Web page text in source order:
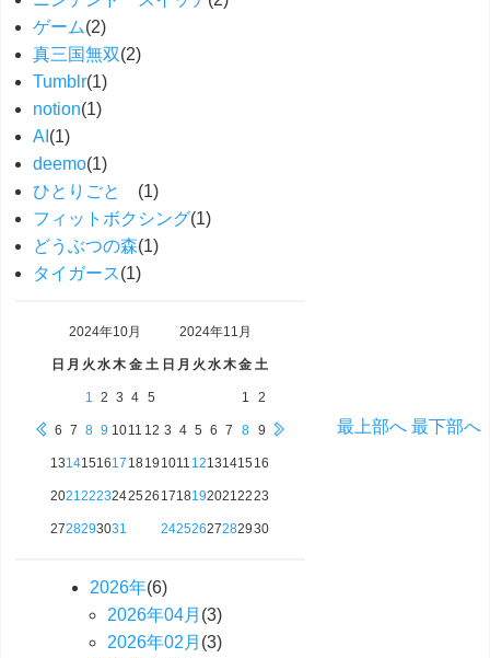
ゲーム(2)
真三国無双(2)
Tumblr(1)
notion(1)
AI (1)
deemo(1)
ひとりごと (1)
フィットボクシング(1)
どうぶつの森(1)
タイガース(1)
2024年10月
日 月 火 水木 金 土
1 2 3 4 5
6 7 8 9 1011 12
1314151617 1819
20212223242526
2728293031
2024年11月
日 月 火 水木金 土
1 2
3 4 5 6 7 8 9
1011 12131415 16
17181920212223
24252627282930
2026年(6)
2026年04月 (3)
2026年02 月 (3)
最上部へ 最下部へ